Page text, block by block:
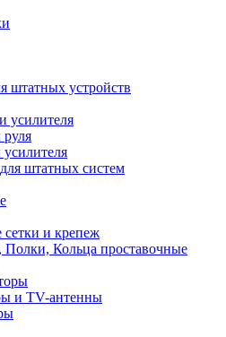
штатных устройств
усилителя
штатных систем
и крепеж
Кольца проставочные
и TV-антенны